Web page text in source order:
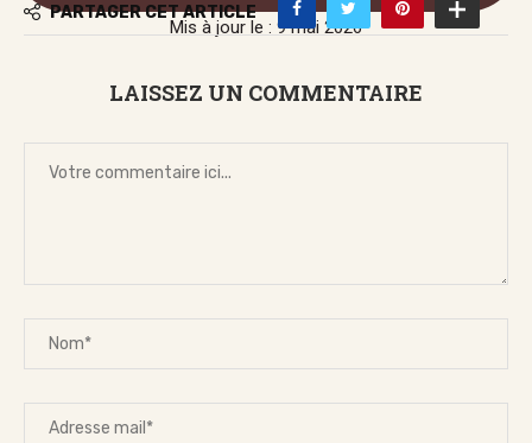
Mis à jour le : 9 mai 2026
PARTAGER CET ARTICLE
LAISSEZ UN COMMENTAIRE